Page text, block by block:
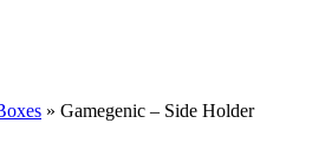
» Gamegenic – Side Holder